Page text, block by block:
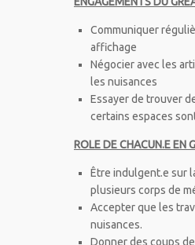
Communiquer
affichage
Négocier avec les
les nuisances
Essayer de trouver
certains espaces
ROLE DE CHACUN.E EN
Être indulgent.e sur
plusieurs corps de
Accepter que les
nuisances.
Donner des coups